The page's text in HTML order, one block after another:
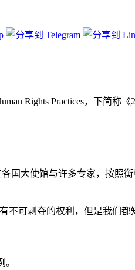
Rights Practices，下简称
国大使馆与许多专家，按照
不可剥夺的权利，但是我们